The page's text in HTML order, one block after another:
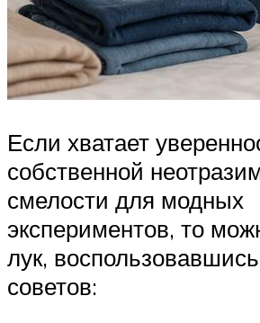
Если хватает
собственной
смелости для модных
экспериментов, то
лук,
советов: